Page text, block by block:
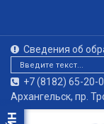
Сведения об
+7 (8182) 65-20-
Архангельск, пр.